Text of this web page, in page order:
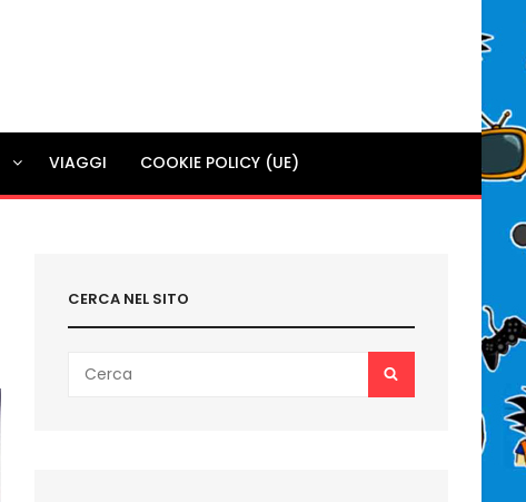
VIAGGI COOKIE POLICY (UE)
CERCA NEL SITO
for: